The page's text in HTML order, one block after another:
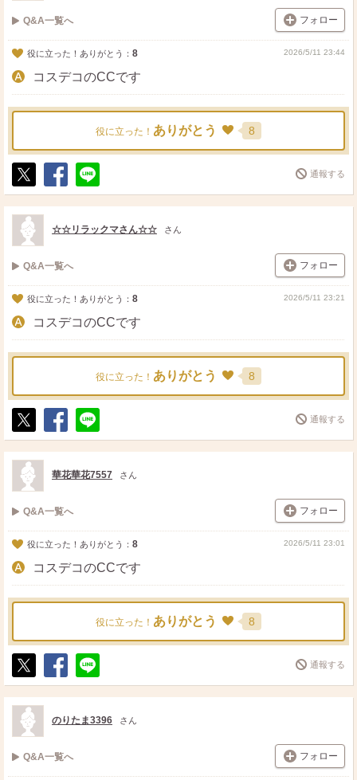
Q&A一覧へ フォロー
役に立った！ありがとう： 8 2026/5/11 23:44
コスデコのCCです
役に立った！ ありがとう 8
ポ
ス
ト
シ
ェ
送
る
通報する
☆☆リラックマさん☆☆ さん
Q&A一覧へ フォロー
役に立った！ありがとう： 8 2026/5/11 23:21
コスデコのCCです
役に立った！ ありがとう 8
ポ
ス
ト
シ
ェ
送
る
通報する
華花華花7557 さん
Q&A一覧へ フォロー
役に立った！ありがとう： 8 2026/5/11 23:01
コスデコのCCです
役に立った！ ありがとう 8
ポ
ス
ト
シ
ェ
送
る
通報する
のりたま3396 さん
Q&A一覧へ フォロー